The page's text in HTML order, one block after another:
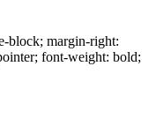
block; margin-right:
font-weight: bold;